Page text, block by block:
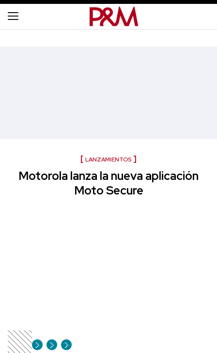
LANZAMIENTOS
Motorola lanza la nueva aplicación
Moto Secure